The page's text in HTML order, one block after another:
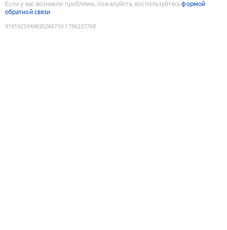
Если у вас возникли проблемы, пожалуйста, воспользуйтесьформой
обратной связи
9191923049835266710:1786237768